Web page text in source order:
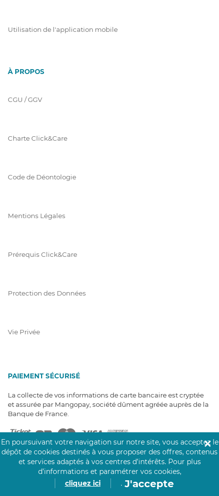
Utilisation de l'application mobile
À PROPOS
CGU / GGV
Charte Click&Care
Code de Déontologie
Mentions Légales
Prérequis Click&Care
Protection des Données
Vie Privée
PAIEMENT SÉCURISÉ
La collecte de vos informations de carte bancaire est cryptée
et assurée par Mangopay, société dûment agréée auprès de la
Banque de France.
NOS PARTENAIRES
En poursuivant votre navigation sur notre site, vous acceptez le
dépôt de cookies destinés à vous proposer des offres, contenus
et services adaptés à vos centres d’intérêts. Pour plus
d’informations et paramétrer vos cookies,
cliquez ici
. J'accepte
✕